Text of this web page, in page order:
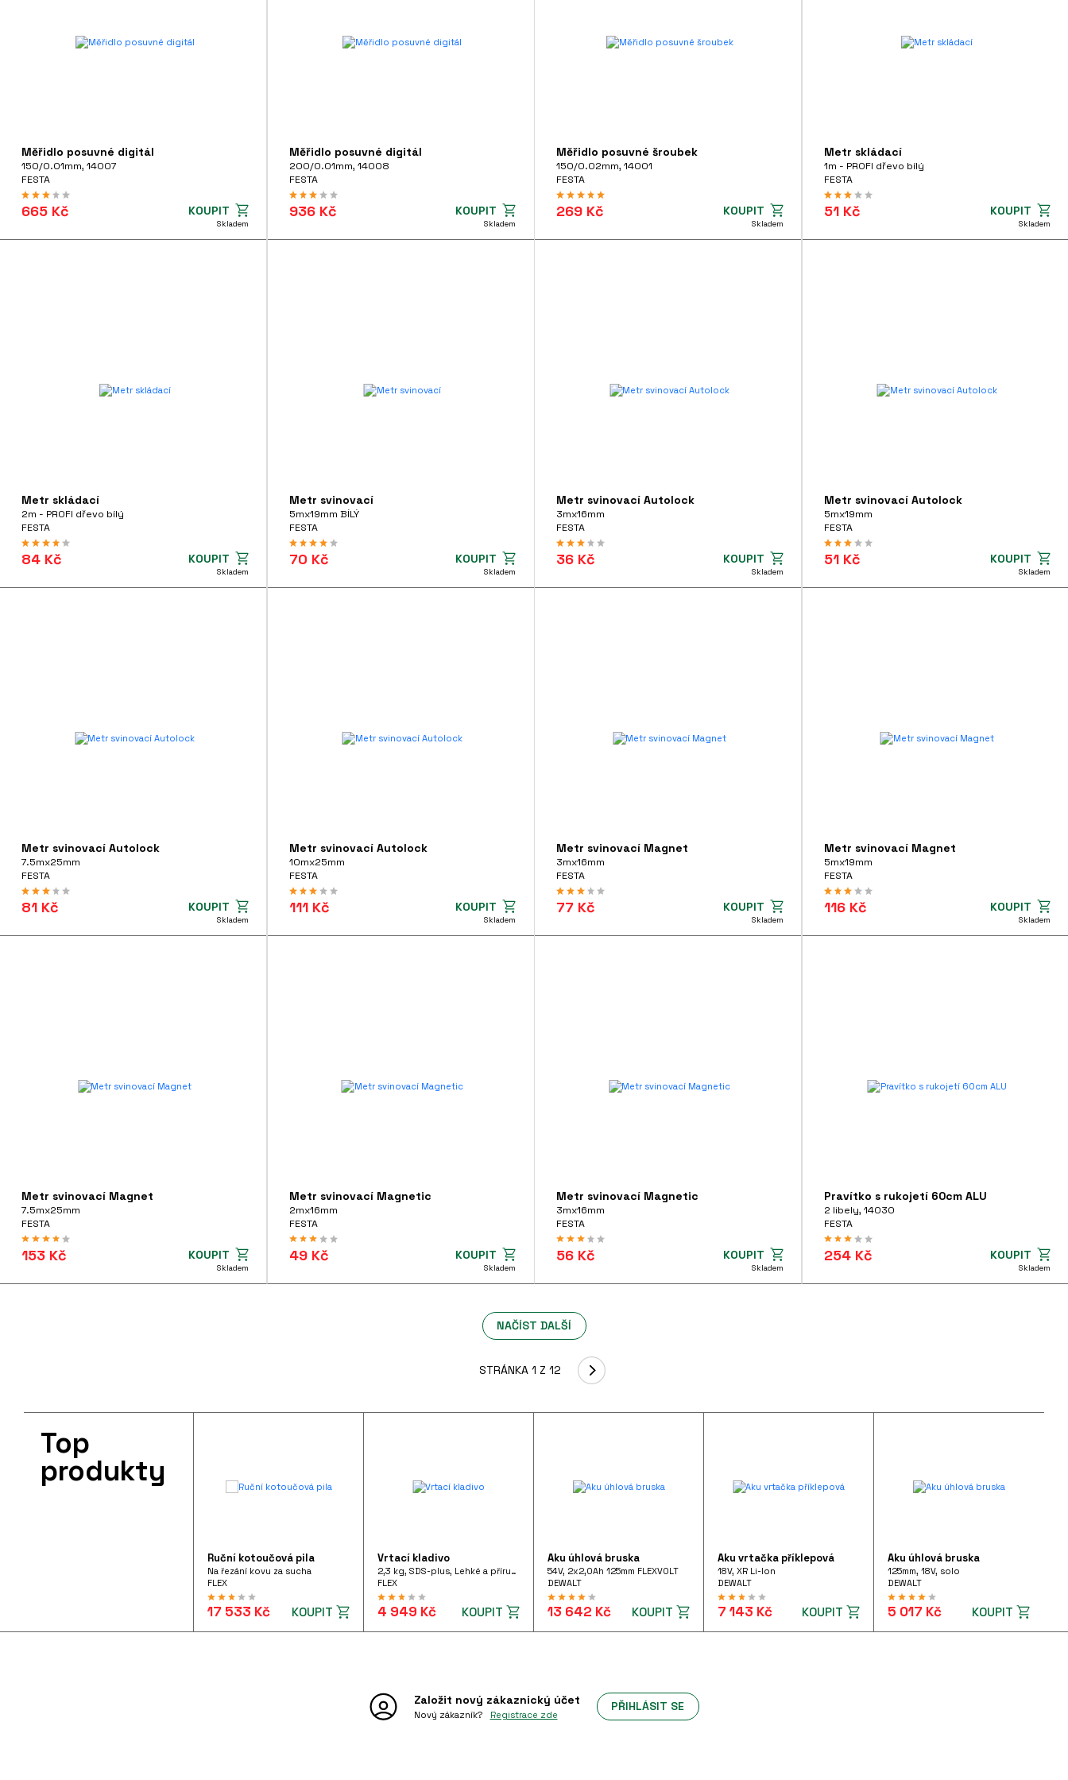
Měřidlo posuvné digitál
150/0.01mm, 14007
FESTA
665 Kč KOUPIT
Skladem
Měřidlo posuvné digitál
200/0.01mm, 14008
FESTA
936 Kč KOUPIT
Skladem
Měřidlo posuvné šroubek
150/0.02mm, 14001
FESTA
269 Kč KOUPIT
Skladem
Metr skládací
1m - PROFI dřevo bílý
FESTA
51 Kč KOUPIT
Skladem
Metr skládací
2m - PROFI dřevo bílý
FESTA
84 Kč KOUPIT
Skladem
Metr svinovací
5mx19mm BÍLÝ
FESTA
70 Kč KOUPIT
Skladem
Metr svinovací Autolock
3mx16mm
FESTA
36 Kč KOUPIT
Skladem
Metr svinovací Autolock
5mx19mm
FESTA
51 Kč KOUPIT
Skladem
Metr svinovací Autolock
7.5mx25mm
FESTA
81 Kč KOUPIT
Skladem
Metr svinovací Autolock
10mx25mm
FESTA
111 Kč KOUPIT
Skladem
Metr svinovací Magnet
3mx16mm
FESTA
77 Kč KOUPIT
Skladem
Metr svinovací Magnet
5mx19mm
FESTA
116 Kč KOUPIT
Skladem
Metr svinovací Magnet
7.5mx25mm
FESTA
153 Kč KOUPIT
Skladem
Metr svinovací Magnetic
2mx16mm
FESTA
49 Kč KOUPIT
Skladem
Metr svinovací Magnetic
3mx16mm
FESTA
56 Kč KOUPIT
Skladem
Pravítko s rukojetí 60cm ALU
2 libely, 14030
FESTA
254 Kč KOUPIT
Skladem
NAČÍST DALŠÍ
STRÁNKA 1 Z 12
Top
produkty
Ruční kotoučová pila
Na řezání kovu za sucha
FLEX
17 533 Kč KOUPIT
Vrtací kladivo
2,3 kg, SDS-plus, Lehké a příruční vrtací kladivo 710 W pistolového tvaru, FHE 2-22 SDS-plus 230/CEE
FLEX
4 949 Kč KOUPIT
Aku úhlová bruska
54V, 2x2,0Ah 125mm FLEXVOLT
DEWALT
13 642 Kč KOUPIT
Aku vrtačka příklepová
18V, XR Li-Ion
DEWALT
7 143 Kč KOUPIT
Aku úhlová bruska
125mm, 18V, solo
DEWALT
5 017 Kč KOUPIT
Založit nový zákaznický účet
Nový zákazník? Registrace zde
PŘIHLÁSIT SE